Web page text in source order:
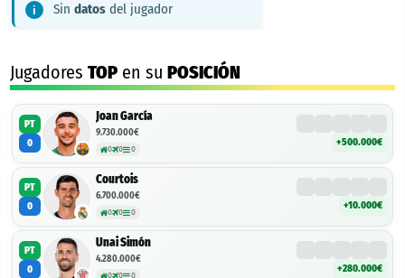
Sin datos del jugador
Jugadores TOP en su POSICIÓN
PT
0
Joan García
9.730.000€
0 0 0
+500.000€
PT
0
Courtois
6.700.000€
0 0 0
+10.000€
PT
0
Unai Simón
4.280.000€
0 0 0
+280.000€